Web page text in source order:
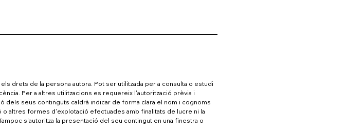
drets de la persona autora. Pot ser utilitzada per a consulta o estudi
Per a altres utilitzacions es requereix l'autorització prèvia i
dels seus continguts caldrà indicar de forma clara el nom i cognoms
altres formes d'explotació efectuades amb finalitats de lucre ni la
s'autoritza la presentació del seu contingut en una finestra o